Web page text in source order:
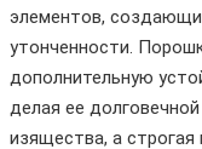
элементов,
утонченности.
дополнительную
делая ее
изящества, а строгая